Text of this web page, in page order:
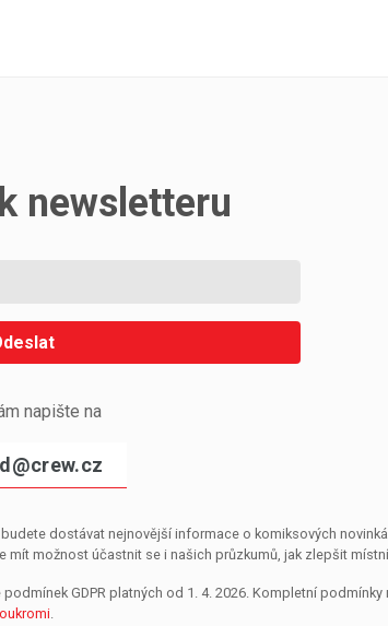
newsletteru
napište na
dostávat nejnovější informace o komiksových
možnost účastnit se i našich průzkumů, jak zlepšit
GDPR platných od 1. 4. 2026. Kompletní podmínky
.